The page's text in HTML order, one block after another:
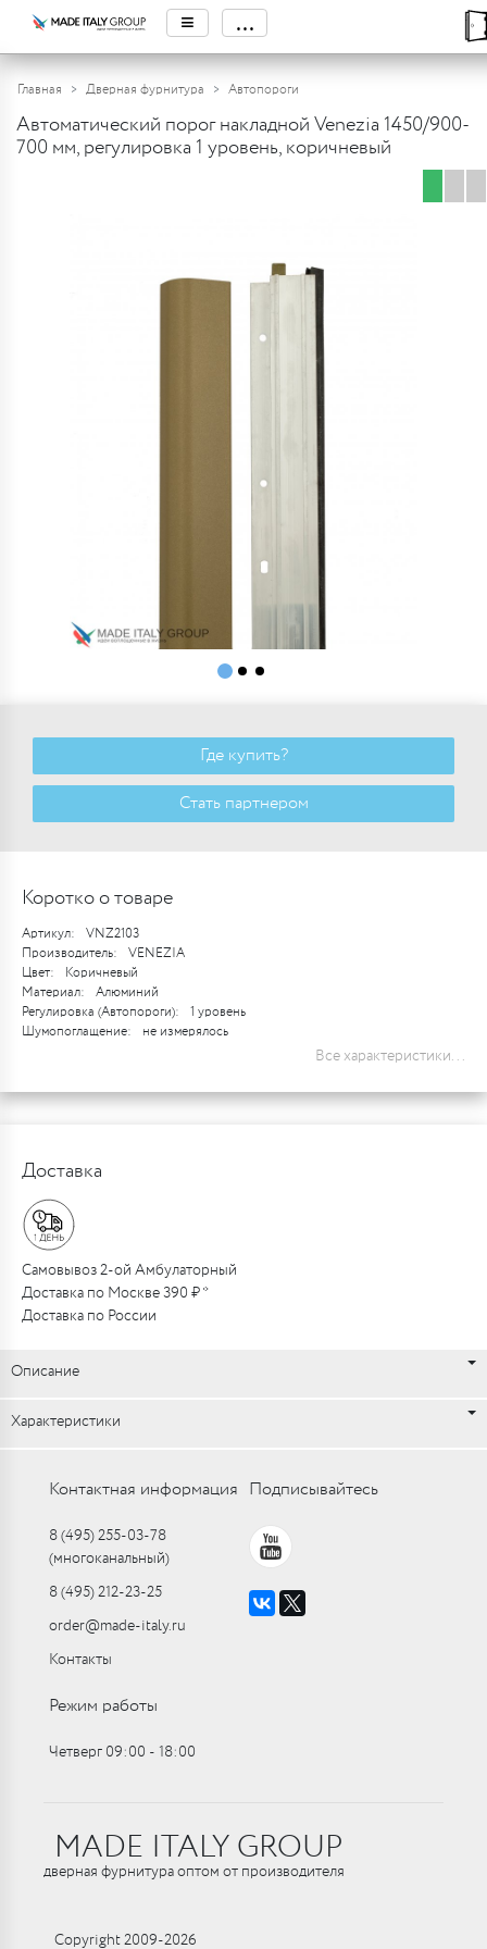
≡ ...
Главная Дверная фурнитура Автопороги
Автоматический порог накладной Venezia 1450/900-
700 мм, регулировка 1 уровень, коричневый
Где купить?
Стать партнером
Коротко о товаре
Артикул:
VNZ2103
Производитель:
VENEZIA
Цвет:
Коричневый
Материал:
Алюминий
Регулировка (Автопороги):
1 уровень
Шумопоглащение:
не измерялось
Все характеристики...
Доставка
Самовывоз 2-ой Амбулаторный
Доставка по Москве 390 ₽ *
Доставка по России
Описание
Характеристики
Контактная информация
8 (495) 255-03-78
(многоканальный)
8 (495) 212-23-25
order@made-italy.ru
Контакты
Подписывайтесь
Режим работы
Четверг 09:00 ‑ 18:00
MADE ITALY GROUP
дверная фурнитура оптом от производителя
Copyright 2009-2026